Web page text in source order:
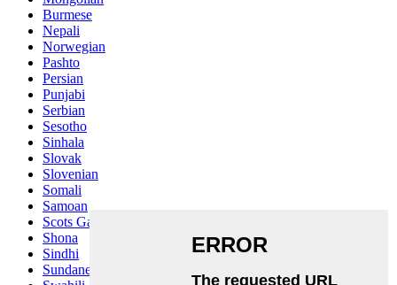
Burmese
Nepali
Norwegian
Pashto
Persian
Punjabi
Serbian
Sesotho
Sinhala
Slovak
Slovenian
Somali
Samoan
Scots Gaelic
Shona
Sindhi
Sundanese